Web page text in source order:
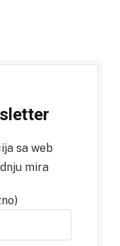
sa web
mira